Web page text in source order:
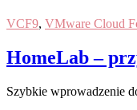
VCF9, VMware Cloud
HomeLab –
Szybkie wprowadzenie